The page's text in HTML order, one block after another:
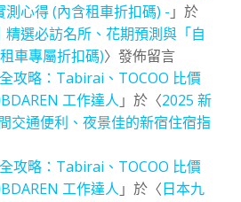
心得 (內含租車折扣碼) - 」於
精選必訪名所、花期預測與「自
車專屬折扣碼)〉發佈留言
攻略：Tabirai、TOCOO 比價
工作達人 」於〈2025 新
交通便利、夜景佳的新宿住宿指
攻略：Tabirai、TOCOO 比價
工作達人 」於〈日本九